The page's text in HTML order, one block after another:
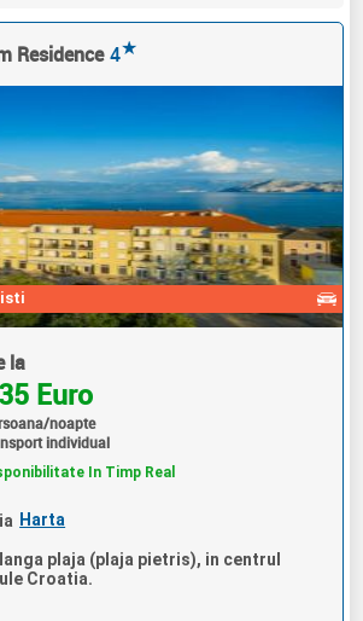
Residence 4★
la
Euro
noapte
individual
In Timp Real
Harta
plaja (plaja pietris), in centrul
Croatia.